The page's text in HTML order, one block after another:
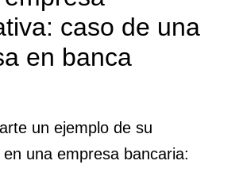
caso de una
en banca
un ejemplo de su
una empresa bancaria: